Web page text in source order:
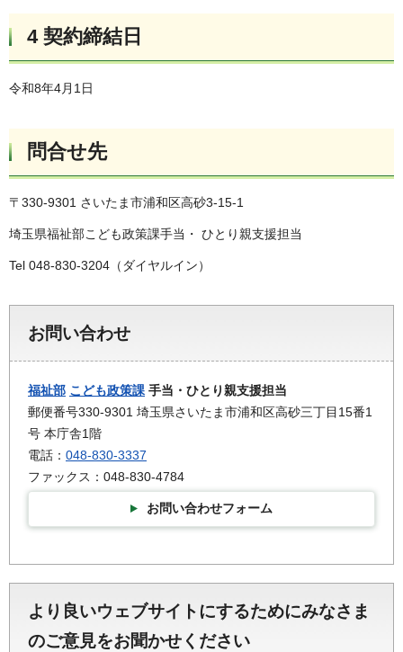
4 契約締結日
令和8年4月1日
問合せ先
〒330-9301 さいたま市浦和区高砂3-15-1
埼玉県福祉部こども政策課手当・ ひとり親支援担当
Tel 048-830-3204（ダイヤルイン）
お問い合わせ
福祉部 こども政策課 手当・ひとり親支援担当
郵便番号330-9301 埼玉県さいたま市浦和区高砂三丁目15番1
号 本庁舎1階
電話： 048-830-3337
ファックス：048-830-4784
お問い合わせフォーム
より良いウェブサイトにするためにみなさま
のご意見をお聞かせください